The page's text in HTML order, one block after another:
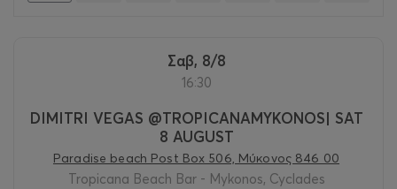
Σαβ, 8/8
16:30
DIMITRI VEGAS @TROPICANAMYKONOS| SAT
8 AUGUST
Paradise beach Post Box 506, Μύκονος 846 00
Tropicana Beach Bar - Mykonos, Cyclades